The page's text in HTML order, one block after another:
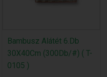
Bambusz Alátét 6.Db
30X40Cm (300Db/#) ( T-
0105 )